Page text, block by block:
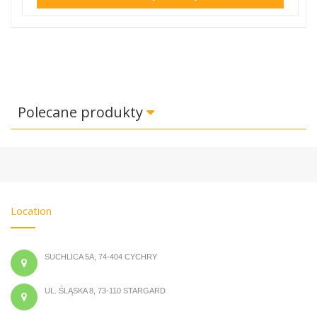
Polecane produkty
Location
SUCHLICA 5A, 74-404 CYCHRY
UL. ŚLĄSKA 8, 73-110 STARGARD